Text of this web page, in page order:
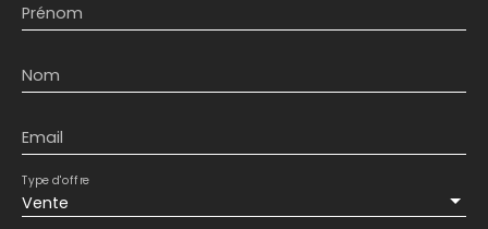
Prénom
Nom
Email
Vente
Type d'offre